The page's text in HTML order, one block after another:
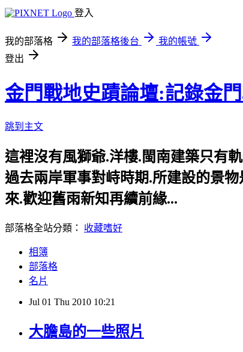
登入
我的部落格 我的部落格後台
我的帳號
登出
金門戰地史蹟論壇:記錄金
跳到主文
這裡沒有風獅爺.洋樓.閩南建築只有
過去兩岸軍事對峙時期.所建設的景
來.歡迎舊雨新知再續前緣...
部落格全站分類： 收藏嗜好
相簿
部落格
名片
Jul 01 Thu 2010 10:21
大膽島的一些照片